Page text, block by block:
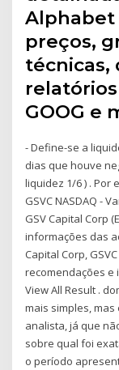
Alphabet
preços,
técnicas,
GOOG e
- Define-se a
dias que houve
liquidez 1/6 ) . Por
GSVC NASDAQ -
GSV Capital Corp
informações das
Capital Corp,
recomendações e
View All Result .
mais simples,
analista, já que
sobre qual foi
o período